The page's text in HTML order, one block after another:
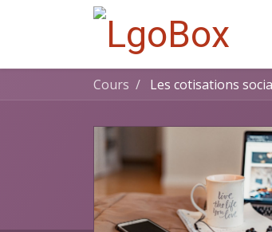
Cours Les cotisations